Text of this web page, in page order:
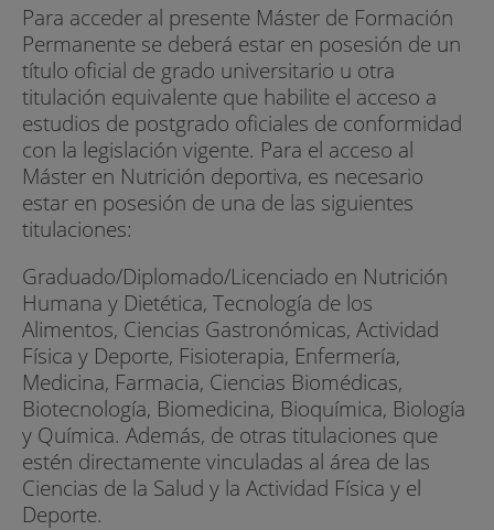
Para acceder al presente Máster de Formación
Permanente se deberá estar en posesión de un
título oficial de grado universitario u otra
titulación equivalente que habilite el acceso a
estudios de postgrado oficiales de conformidad
con la legislación vigente. Para el acceso al
Máster en Nutrición deportiva, es necesario
estar en posesión de una de las siguientes
titulaciones:
Graduado/Diplomado/Licenciado en Nutrición
Humana y Dietética, Tecnología de los
Alimentos, Ciencias Gastronómicas, Actividad
Física y Deporte, Fisioterapia, Enfermería,
Medicina, Farmacia, Ciencias Biomédicas,
Biotecnología, Biomedicina, Bioquímica, Biología
y Química. Además, de otras titulaciones que
estén directamente vinculadas al área de las
Ciencias de la Salud y la Actividad Física y el
Deporte.